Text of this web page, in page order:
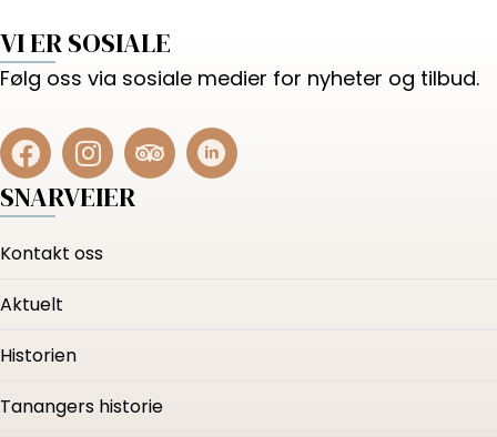
VI ER SOSIALE
Følg oss via sosiale medier for nyheter og tilbud.
SNARVEIER
Kontakt oss
Aktuelt
Historien
Tanangers historie